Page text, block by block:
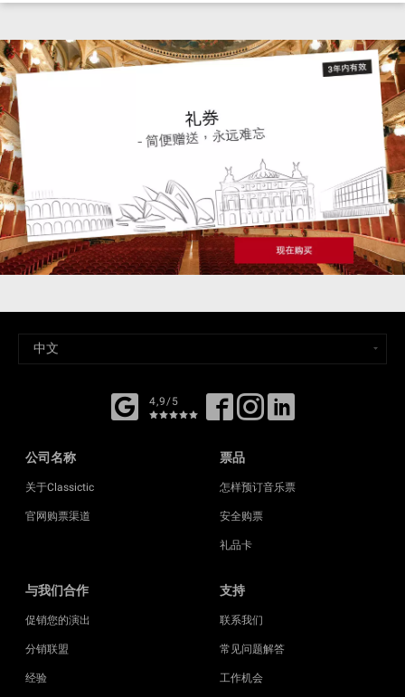
4,9/5
公司名称
关于Classictic
官网购票渠道
票品
怎样预订音乐票
安全购票
礼品卡
与我们合作
促销您的演出
分销联盟
经验
支持
联系我们
常见问题解答
工作机会